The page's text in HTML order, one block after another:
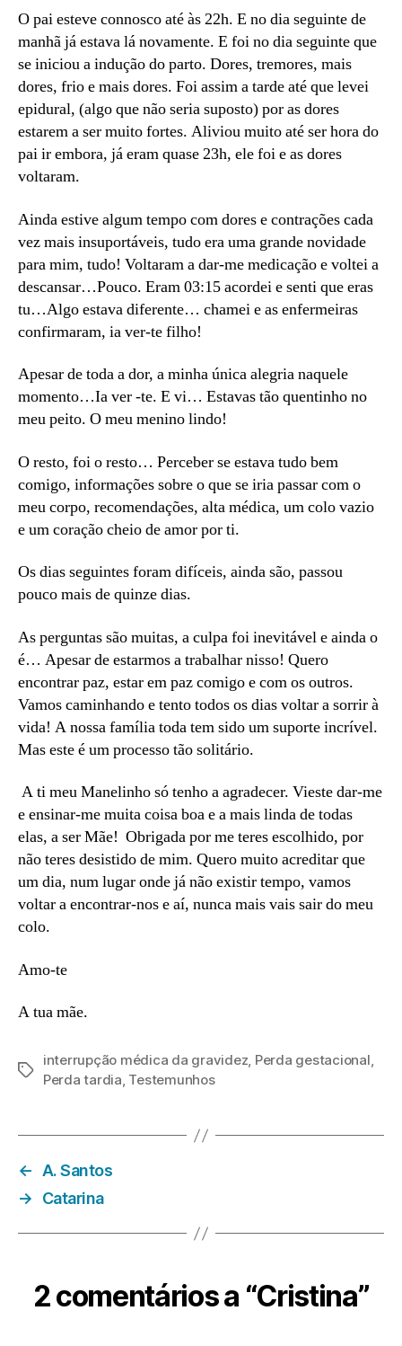
O pai esteve connosco até às 22h. E no dia seguinte de
manhã já estava lá novamente. E foi no dia seguinte que
se iniciou a indução do parto. Dores, tremores, mais
dores, frio e mais dores. Foi assim a tarde até que levei
epidural, (algo que não seria suposto) por as dores
estarem a ser muito fortes. Aliviou muito até ser hora do
pai ir embora, já eram quase 23h, ele foi e as dores
voltaram.
Ainda estive algum tempo com dores e contrações cada
vez mais insuportáveis, tudo era uma grande novidade
para mim, tudo! Voltaram a dar-me medicação e voltei a
descansar…Pouco. Eram 03:15 acordei e senti que eras
tu…Algo estava diferente… chamei e as enfermeiras
confirmaram, ia ver-te filho!
Apesar de toda a dor, a minha única alegria naquele
momento…Ia ver -te. E vi… Estavas tão quentinho no
meu peito. O meu menino lindo!
O resto, foi o resto… Perceber se estava tudo bem
comigo, informações sobre o que se iria passar com o
meu corpo, recomendações, alta médica, um colo vazio
e um coração cheio de amor por ti.
Os dias seguintes foram difíceis, ainda são, passou
pouco mais de quinze dias.
As perguntas são muitas, a culpa foi inevitável e ainda o
é… Apesar de estarmos a trabalhar nisso! Quero
encontrar paz, estar em paz comigo e com os outros.
Vamos caminhando e tento todos os dias voltar a sorrir à
vida! A nossa família toda tem sido um suporte incrível.
Mas este é um processo tão solitário.
A ti meu Manelinho só tenho a agradecer. Vieste dar-me
e ensinar-me muita coisa boa e a mais linda de todas
elas, a ser Mãe! Obrigada por me teres escolhido, por
não teres desistido de mim. Quero muito acreditar que
um dia, num lugar onde já não existir tempo, vamos
voltar a encontrar-nos e aí, nunca mais vais sair do meu
colo.
Amo-te
A tua mãe.
Etiquetas
interrupção médica da gravidez, Perda gestacional,
Perda tardia, Testemunhos
← A. Santos
→
Catarina
2 comentários a “Cristina”